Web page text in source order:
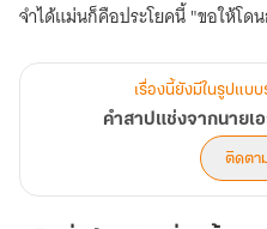
จำได้แม่นก็คือป
เรื่องนี้ยังมีในรูปแบ
คำสาปแช่งจากนายเ
ติดตา